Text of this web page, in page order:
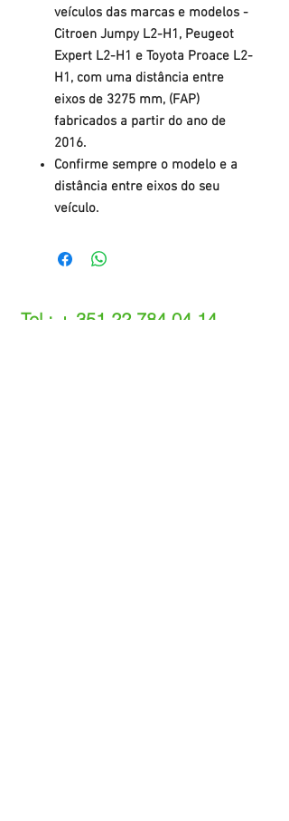
veículos das marcas e modelos -
Citroen Jumpy L2-H1, Peugeot
Expert L2-H1 e Toyota Proace L2-
H1, com uma distância entre
eixos de 3275 mm, (FAP)
fabricados a partir do ano de
2016.
Confirme sempre o modelo e a
distância entre eixos do seu
veículo.
Tel.: + 351 22 784 04 14